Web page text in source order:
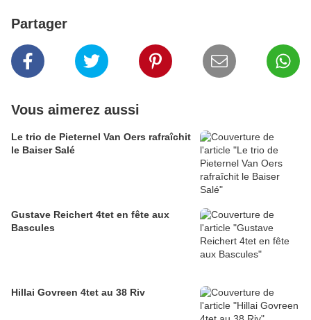
Partager
Vous aimerez aussi
Le trio de Pieternel Van Oers rafraîchit
le Baiser Salé
Gustave Reichert 4tet en fête aux
Bascules
Hillai Govreen 4tet au 38 Riv